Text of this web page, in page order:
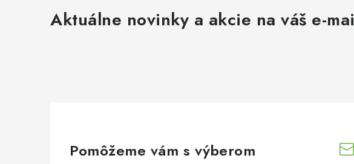
Aktuálne novinky a akcie na váš e-
Pomôžeme vám s výberom